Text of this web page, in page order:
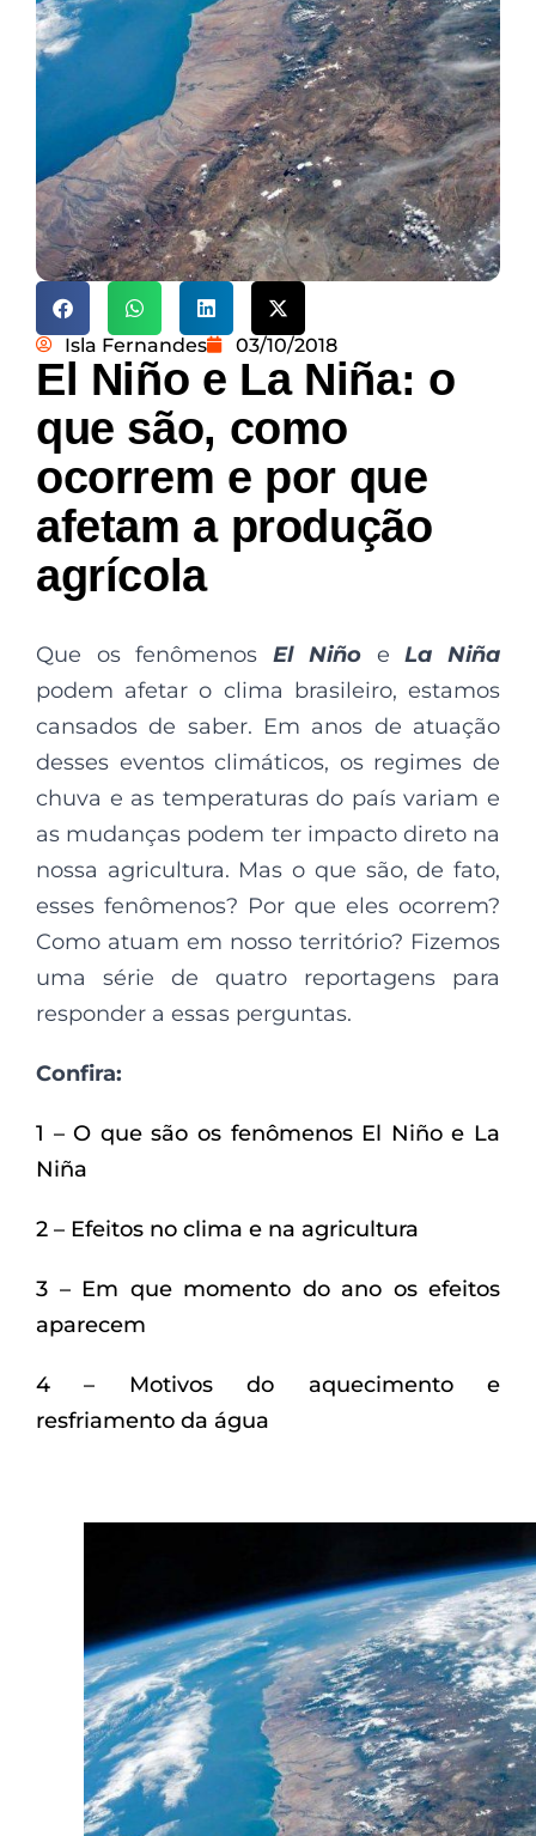
Isla Fernandes 03/10/2018
El Niño e La Niña: o
que são, como
ocorrem e por que
afetam a produção
agrícola
Que os fenômenosEl NiñoeLa Niña
podem afetar o clima brasileiro, estamos
cansados de saber. Em anos de atuação
desses eventos climáticos, os regimes de
chuva e as temperaturas do país variam e
as mudanças podem ter impacto direto na
nossa agricultura. Mas o que são, de fato,
esses fenômenos? Por que eles ocorrem?
Como atuam em nosso território? Fizemos
uma série de quatro reportagens para
responder a essas perguntas.
Confira:
1 – O que são os fenômenos El Niño e La
Niña
2 – Efeitos no clima e na agricultura
3 – Em que momento do ano os efeitos
aparecem
4 – Motivos do aquecimento e
resfriamento da água